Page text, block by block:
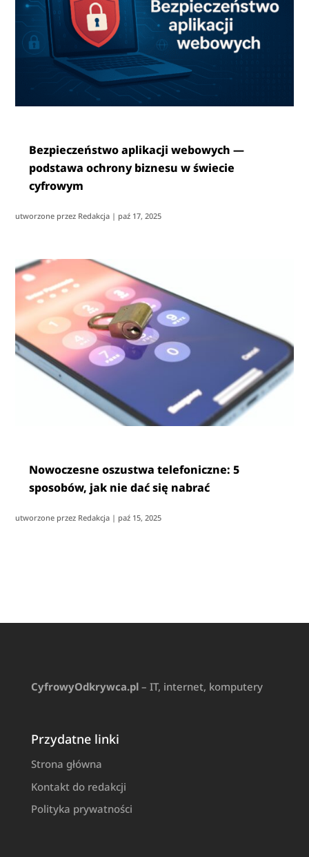
Bezpieczeństwo aplikacji webowych —
podstawa ochrony biznesu w świecie
cyfrowym
utworzone przez Redakcja | paź 17, 2025
Nowoczesne oszustwa telefoniczne: 5
sposobów, jak nie dać się nabrać
utworzone przez Redakcja | paź 15, 2025
CyfrowyOdkrywca.pl– IT, internet, komputery
Przydatne linki
Strona główna
Kontakt do redakcji
Polityka prywatności